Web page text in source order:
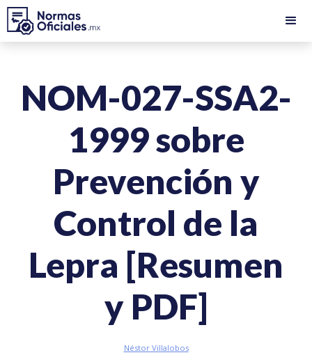
NOM-027-SSA2-
1999 sobre
Prevención y
Control de la
Lepra [Resumen
y PDF]
Néstor Villalobos